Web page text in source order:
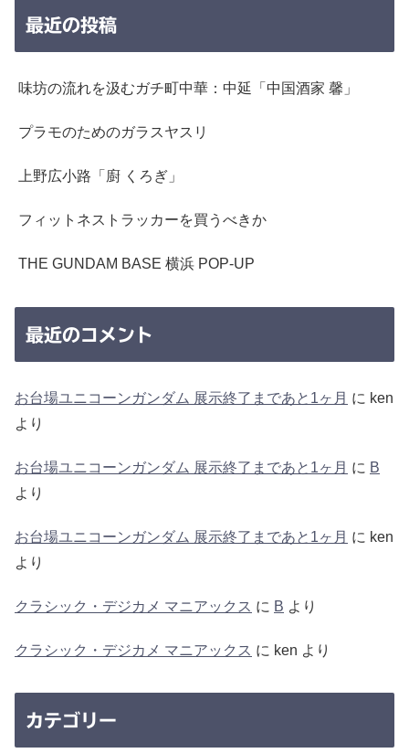
最近の投稿
味坊の流れを汲むガチ町中華：中延「中国酒家 馨」
プラモのためのガラスヤスリ
上野広小路「廚 くろぎ」
フィットネストラッカーを買うべきか
THE GUNDAM BASE 横浜 POP-UP
最近のコメント
お台場ユニコーンガンダム 展示終了まであと1ヶ月 に ken
より
お台場ユニコーンガンダム 展示終了まであと1ヶ月 に B
より
お台場ユニコーンガンダム 展示終了まであと1ヶ月 に ken
より
クラシック・デジカメ マニアックス に B より
クラシック・デジカメ マニアックス に ken より
カテゴリー